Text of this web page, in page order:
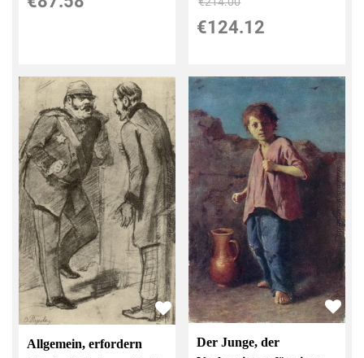
€124.12
Allgemein, erfordern
Der Junge, der